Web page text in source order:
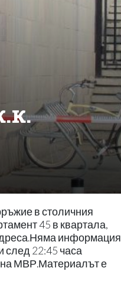
в столичния
45 в квартала,
информация
след 22:45 часа
МВР.Материалът е